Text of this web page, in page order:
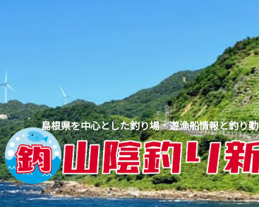
島根県を中心とした釣り場・遊漁船情報と釣り